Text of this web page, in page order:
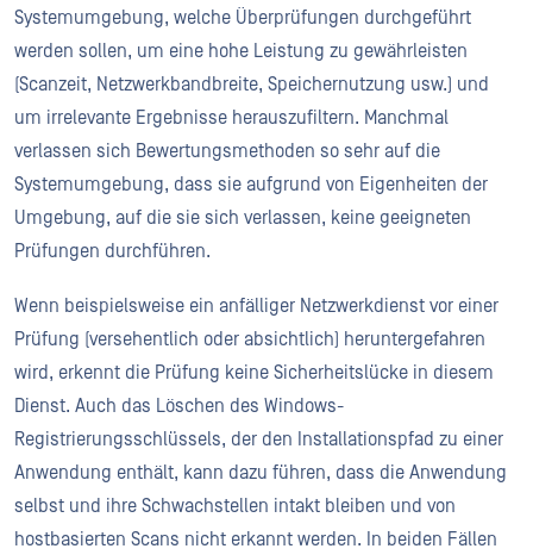
Systemumgebung, welche Überprüfungen durchgeführt
werden sollen, um eine hohe Leistung zu gewährleisten
(Scanzeit, Netzwerkbandbreite, Speichernutzung usw.) und
um irrelevante Ergebnisse herauszufiltern. Manchmal
verlassen sich Bewertungsmethoden so sehr auf die
Systemumgebung, dass sie aufgrund von Eigenheiten der
Umgebung, auf die sie sich verlassen, keine geeigneten
Prüfungen durchführen.
Wenn beispielsweise ein anfälliger Netzwerkdienst vor einer
Prüfung (versehentlich oder absichtlich) heruntergefahren
wird, erkennt die Prüfung keine Sicherheitslücke in diesem
Dienst. Auch das Löschen des Windows-
Registrierungsschlüssels, der den Installationspfad zu einer
Anwendung enthält, kann dazu führen, dass die Anwendung
selbst und ihre Schwachstellen intakt bleiben und von
hostbasierten Scans nicht erkannt werden. In beiden Fällen